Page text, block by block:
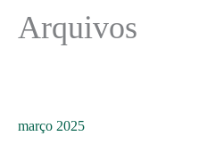
Arquivos
março 2025